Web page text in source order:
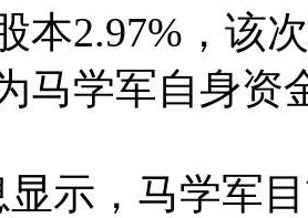
本2.97%，该
马学军自身资
示，马学军